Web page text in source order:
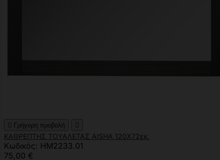
 Γρήγορη προβολή 
ΚΑΘΡΕΠΤΗΣ ΤΟΥΑΛΕΤΑΣ AISHA 120X72εκ.
Κωδικός: HM2233.01
75,00 €